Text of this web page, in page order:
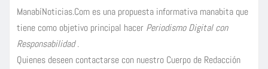
ManabíNoticias.Com es una propuesta informativa manabita que
tiene como objetivo principal hacer Periodismo Digital con
Responsabilidad.
Quienes deseen contactarse con nuestro Cuerpo de Redacción